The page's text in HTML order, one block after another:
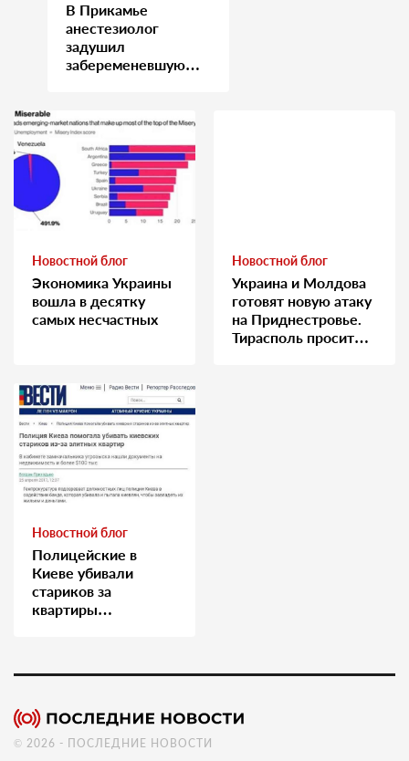
В Прикамье
анестезиолог
задушил
забеременевшую
Новостной блог
Экономика Украины
вошла в десятку
самых несчастных
Новостной блог
Украина и Молдова
готовят новую атаку
на Приднестровье.
Тирасполь просит
Новостной блог
Полицейские в
Киеве убивали
стариков за
квартиры…
© 2026 - ПОСЛЕДНИЕ НОВОСТИ